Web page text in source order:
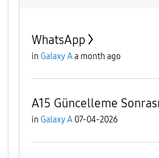
WhatsApp
in Galaxy Aa month ago
A15 Güncelleme
in Galaxy A 07-04-2026